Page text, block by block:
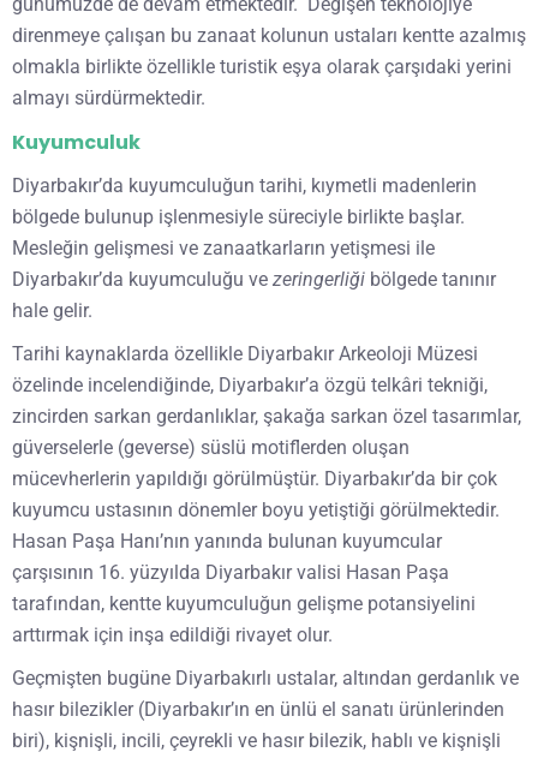
direnmeye çalışan bu zanaat kolunun ustaları kentte azalmış
olmakla birlikte özellikle turistik eşya olarak çarşıdaki yerini
almayı sürdürmektedir.
Kuyumculuk
Diyarbakır’da kuyumculuğun tarihi, kıymetli madenlerin
bölgede bulunup işlenmesiyle süreciyle birlikte başlar.
Mesleğin gelişmesi ve zanaatkarların yetişmesi ile
Diyarbakır’da kuyumculuğu ve zeringerliği bölgede tanınır
hale gelir.
Tarihi kaynaklarda özellikle Diyarbakır Arkeoloji Müzesi
özelinde incelendiğinde, Diyarbakır’a özgü telkâri tekniği,
zincirden sarkan gerdanlıklar, şakağa sarkan özel tasarımlar,
güverselerle (geverse) süslü motiflerden oluşan
mücevherlerin yapıldığı görülmüştür. Diyarbakır’da bir çok
kuyumcu ustasının dönemler boyu yetiştiği görülmektedir.
Hasan Paşa Hanı’nın yanında bulunan kuyumcular
çarşısının 16. yüzyılda Diyarbakır valisi Hasan Paşa
tarafından, kentte kuyumculuğun gelişme potansiyelini
arttırmak için inşa edildiği rivayet olur.
Geçmişten bugüne Diyarbakırlı ustalar, altından gerdanlık ve
hasır bilezikler (Diyarbakır’ın en ünlü el sanatı ürünlerinden
biri), kişnişli, incili, çeyrekli ve hasır bilezik, hablı ve kişnişli